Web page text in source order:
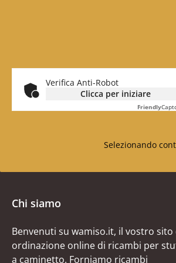
Verifica Anti-Robot
Clicca per iniziare
Friendly
Selezionando
Chi siamo
Benvenuti su wamiso.it, il vostro sito
ordinazione online di ricambi per
a caminetto. Forniamo ricambi